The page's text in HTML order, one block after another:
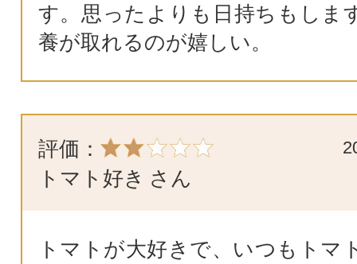
す。思ったよりも日持ちもしま
養が取れるのが嬉しい。
評価：
トマト好き さん
トマトが大好きで、いつもトマ